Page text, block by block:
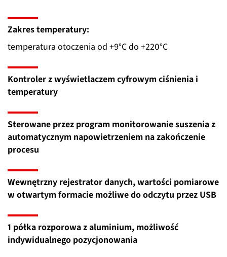
Zakres temperatury:
temperatura otoczenia od +9°C do +220°C
Kontroler z wyświetlaczem cyfrowym ciśnienia i
temperatury
Sterowane przez program monitorowanie suszenia z
automatycznym napowietrzeniem na zakończenie
procesu
Wewnętrzny rejestrator danych, wartości pomiarowe
w otwartym formacie możliwe do odczytu przez USB
1 półka rozporowa z aluminium, możliwość
indywidualnego pozycjonowania